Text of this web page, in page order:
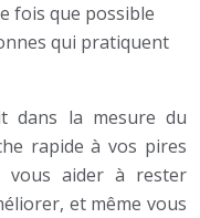
fois que possible
qui pratiquent
dans la mesure du
rapide à vos pires
vous aider à rester
et même vous